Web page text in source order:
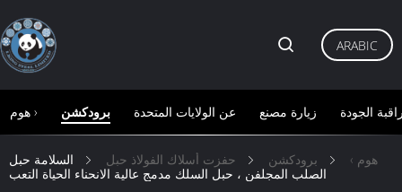
هوم › برودكشن عن الولايات المتحدة زيارة مصنع الجودة
ARABIC
هوم › برودكشن حفزت أسلاك الفولاذ حبل
السلامة حبل
الصلب المجلفن ، حبل السلك مدمج عالية الانحناء الحياة التعب